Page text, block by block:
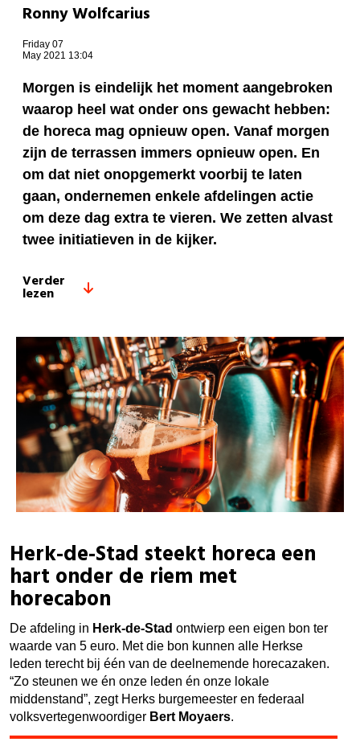
Ronny Wolfcarius
Friday 07
May 2021 13:04
Morgen is eindelijk het moment aangebroken
waarop heel wat onder ons gewacht hebben:
de horeca mag opnieuw open. Vanaf morgen
zijn de terrassen immers opnieuw open. En
om dat niet onopgemerkt voorbij te laten
gaan, ondernemen enkele afdelingen actie
om deze dag extra te vieren. We zetten alvast
twee initiatieven in de kijker.
Verder
lezen
Herk-de-Stad steekt horeca een
hart onder de riem met
horecabon
De afdeling in Herk-de-Stad ontwierp een eigen bon ter
waarde van 5 euro. Met die bon kunnen alle Herkse
leden terecht bij één van de deelnemende horecazaken.
“Zo steunen we én onze leden én onze lokale
middenstand”, zegt Herks burgemeester en federaal
volksvertegenwoordiger Bert Moyaers.